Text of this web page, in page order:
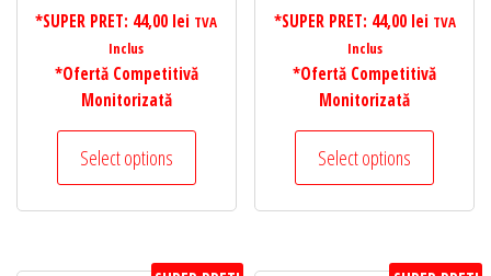
*SUPER PRET: 44,00 lei TVA
Inclus
*Ofertă Competitivă
Monitorizată
Select options
*SUPER PRET: 44,00 lei TVA
Inclus
*Ofertă Competitivă
Monitorizată
Select options